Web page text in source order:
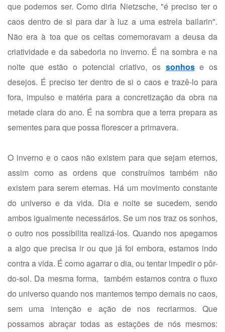
que podemos ser. Como diria Nietzsche, "é preciso ter o
caos dentro de si para dar à luz a uma estrela bailarin".
Não era à toa que os celtas comemoravam a deusa da
criatividade e da sabedoria no inverno. É na sombra e na
noite que estão o potencial criativo, os sonhose os
desejos. É preciso ter dentro de si o caos e trazê-lo para
fora, impulso e matéria para a concretização da obra na
metade clara do ano. É na sombra que a terra prepara as
sementes para que possa florescer a primavera.
O inverno e o caos não existem para que sejam eternos,
assim como as ordens que construímos também não
existem para serem eternas. Há um movimento constante
do universo e da vida. Dia e noite se sucedem, sendo
ambos igualmente necessários. Se um nos traz os sonhos,
o outro nos possibilita realizá-los. Quando nos apegamos
a algo que precisa ir ou que já foi embora, estamos indo
contra a vida. É como agarrar o dia, ou tentar impedir o pôr-
do-sol. Da mesma forma, também estamos contra o fluxo
do universo quando nos mantemos tempo demais no caos,
sem uma intenção e ação de nos recriarmos. Que
possamos abraçar todas as estações de nós mesmos: